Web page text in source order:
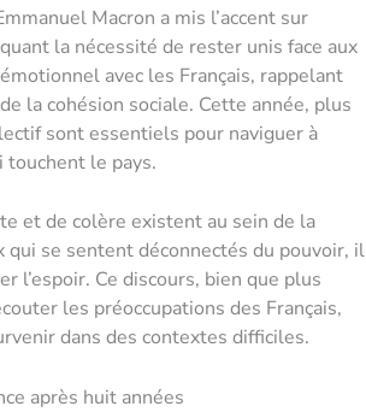
Macron a mis l’accent sur
la nécessité de rester unis face aux
avec les Français, rappelant
la cohésion sociale. Cette année, plus
sont essentiels pour naviguer à
touchent le pays.
et de colère existent au sein de la
qui se sentent déconnectés du pouvoir, il
l’espoir. Ce discours, bien que plus
les préoccupations des Français,
dans des contextes difficiles.
après huit années